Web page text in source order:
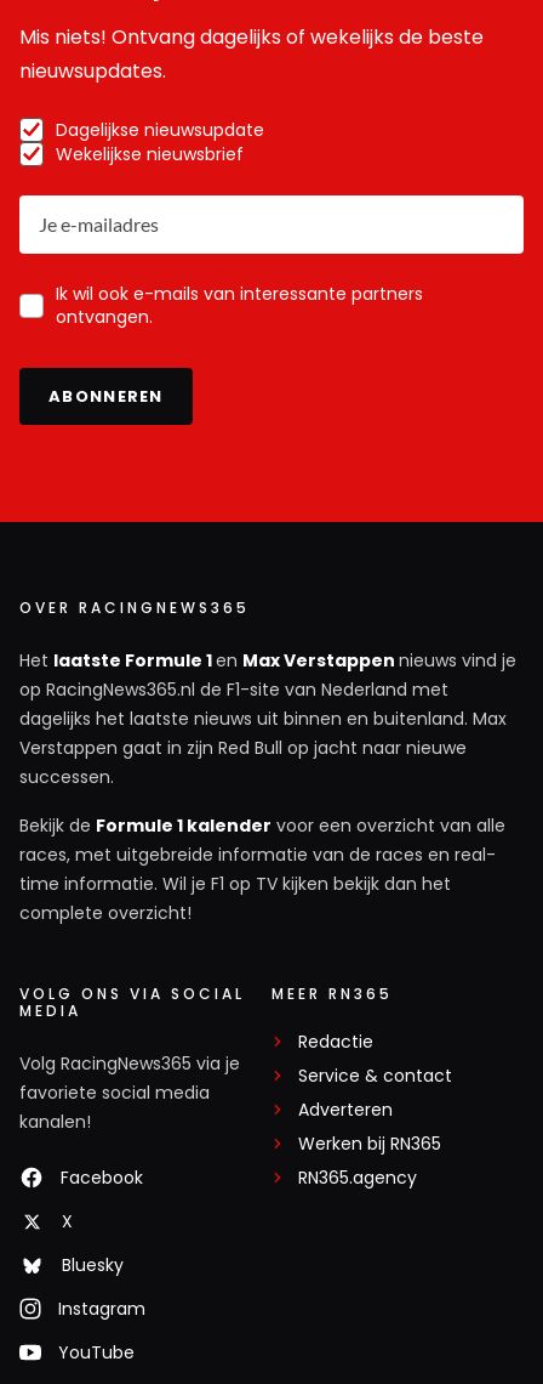
Mis niets! Ontvang dagelijks of wekelijks de beste
nieuwsupdates.
Dagelijkse nieuwsupdate
Wekelijkse nieuwsbrief
Ik wil ook e-mails van interessante partners
ontvangen.
ABONNEREN
OVER RACINGNEWS365
Het laatste Formule 1en Max Verstappen nieuws vind je
op RacingNews365.nl de F1-site van Nederland met
dagelijks het laatste nieuws uit binnen en buitenland. Max
Verstappen gaat in zijn Red Bull op jacht naar nieuwe
successen.
Bekijk de Formule 1 kalender voor een overzicht van alle
races, met uitgebreide informatie van de races en real-
time informatie. Wil je F1 op TV kijken bekijk dan het
complete overzicht!
VOLG ONS VIA SOCIAL
MEDIA
Volg RacingNews365 via je
favoriete social media
kanalen!
Facebook
X
Bluesky
Instagram
YouTube
MEER RN365
Redactie
Service & contact
Adverteren
Werken bij RN365
RN365.agency